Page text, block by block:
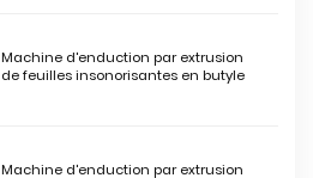
Machine d'enduction par extrusion
de feuilles insonorisantes en butyle
Machine d'enduction par extrusion